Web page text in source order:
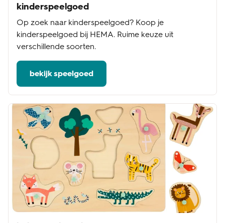
kinderspeelgoed
Op zoek naar kinderspeelgoed? Koop je
kinderspeelgoed bij HEMA. Ruime keuze uit
verschillende soorten.
bekijk speelgoed